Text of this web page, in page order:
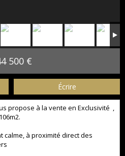
500 €
Écrire
propose à la vente en Exclusivité ,
calme, à proximité direct des